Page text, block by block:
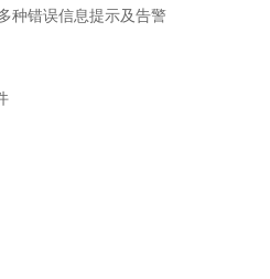
种错误信息提示及告警